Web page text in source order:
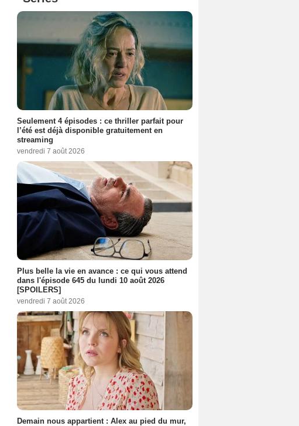
Seulement 4 épisodes : ce thriller parfait pour
l’été est déjà disponible gratuitement en
streaming
vendredi 7 août 2026
Plus belle la vie en avance : ce qui vous attend
dans l'épisode 645 du lundi 10 août 2026
[SPOILERS]
vendredi 7 août 2026
Demain nous appartient : Alex au pied du mur,